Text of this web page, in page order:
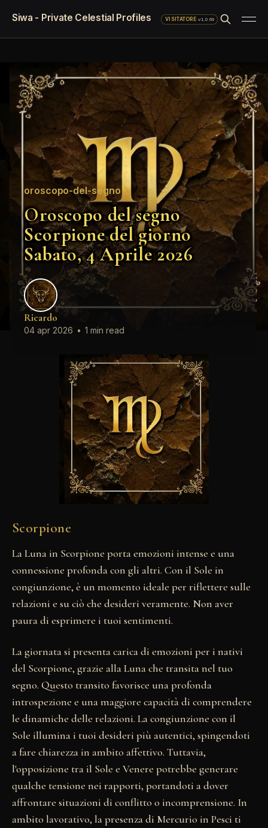
Siwa - Private Celestial Profiles VISITATORE·v1.0.69
oroscopo-del-segno
Oroscopo del segno
Scorpione del giorno
Sabato, 4 Aprile 2026
Ricardo
04 apr 2026 • 1 min read
Scorpione
La Luna in Scorpione porta emozioni intense e una
connessione profonda con gli altri. Con il Sole in
congiunzione, è un momento ideale per riflettere sulle
relazioni e su ciò che desideri veramente. Non aver
paura di esprimere i tuoi sentimenti.
La giornata si presenta carica di emozioni per i nativi
del Scorpione, grazie alla Luna che transita nel tuo
segno. Questo transito favorisce una profonda
introspezione e una maggiore capacità di comprendere
le dinamiche delle relazioni. La congiunzione con il
Sole illumina i tuoi desideri più autentici, spingendoti
a fare chiarezza in ambito affettivo. Tuttavia,
l'opposizione tra il Sole e Venere potrebbe generare
qualche tensione nei rapporti, portandoti a dover
affrontare situazioni di conflitto o incomprensione. In
ambito lavorativo, la presenza di Mercurio in Pesci ti